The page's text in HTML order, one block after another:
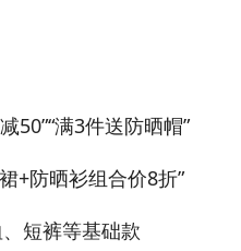
满3件送防晒帽”
+防晒衫组合价8折”
短裤等基础款